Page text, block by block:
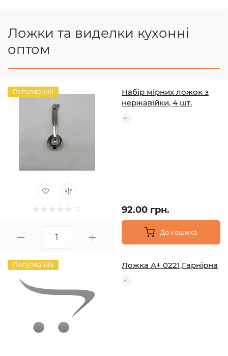
Ложки та виделки кухонні
оптом
Популярний
Набір мірних ложок з
нержавійки, 4 шт.
92.00 грн.
До кошика
Популярний Ложка А+ 0221,Гарнірна